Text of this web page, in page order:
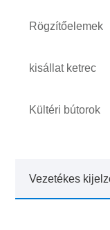
Rögzítőelemek
kisállat ketrec
Kültéri bútorok
Vezetékes